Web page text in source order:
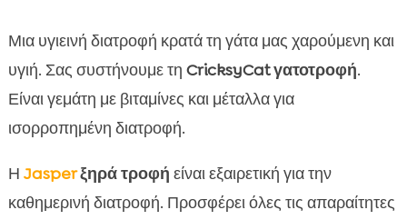
Μια υγιεινή διατροφή κρατά τη γάτα μας χαρούμενη και
υγιή. Σας συστήνουμε τη CricksyCat γατοτροφή.
Είναι γεμάτη με βιταμίνες και μέταλλα για
ισορροπημένη διατροφή.
Η Jasperξηρά τροφή είναι εξαιρετική για την
καθημερινή διατροφή. Προσφέρει όλες τις απαραίτητες